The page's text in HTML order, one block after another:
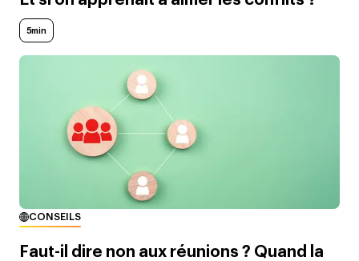
5min
CONSEILS
Faut-il dire non aux réunions ? Quand la